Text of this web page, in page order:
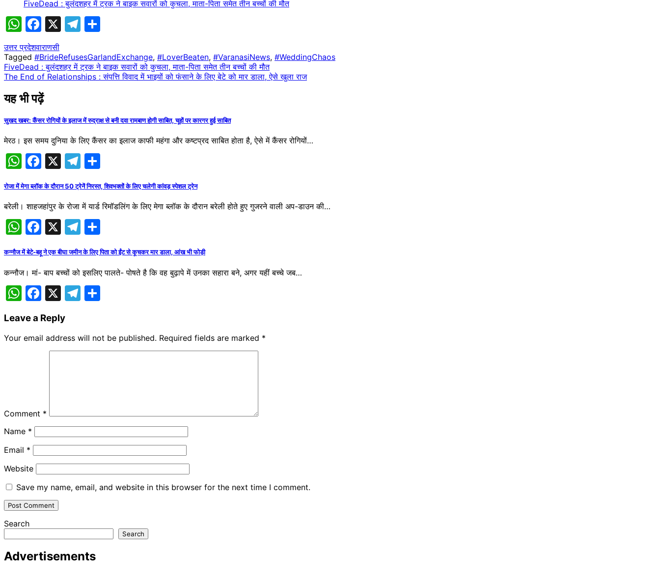
FiveDead : बुलंदशहर में ट्रक ने बाइक सवारों को कुचला, माता-पिता समेत तीन बच्चों की मौत
WhatsApp
Facebook
X Telegram
उत्तर प्रदेशवाराणसी
Tagged #BrideRefusesGarlandExchange, #LoverBeaten, #VaranasiNews, #WeddingChaos
Post
navigation
FiveDead : बुलंदशहर में ट्रक ने बाइक सवारों को कुचला, माता-पिता समेत तीन बच्चों की मौत
The End of Relationships : संपत्ति विवाद में भाइयों को फंसाने के लिए बेटे को मार डाला, ऐसे खुला राज
यह भी पढ़ें
सुखद खबर: कैंसर रोगियों के इलाज में रुद्राक्ष से बनी दवा रामबाण होगी साबित, चूहों पर कारगर हुई साबित
मेरठ। इस समय दुनिया के लिए कैंसर का इलाज काफी महंगा और कष्टप्रद साबित होता है, ऐसे में कैंसर रोगियों…
WhatsApp
Facebook
X Telegram
रोजा में मेगा ब्लॉक के दौरान 50 ट्रेनें निरस्त, शिवभक्तों के लिए चलेगी कांवड़ स्पेशल ट्रेन
बरेली। शाहजहांपुर के रोजा में यार्ड रिमॉडलिंग के लिए मेगा ब्लॉक के दौरान बरेली होते हुए गुजरने वाली अप-डाउन की…
WhatsApp
Facebook
X Telegram
कन्नौज में बेटे-बहू ने एक बीघा जमीन के लिए पिता को ईंट से कूचकर मार डाला, आंख भी फोड़ी
कन्नौज। मां- बाप बच्चों को इ​सलिए पालते- पोषते है कि वह बुढ़ापे में उनका सहारा बने, अगर यहीं बच्चे जब…
WhatsApp
Facebook
X Telegram
Leave a Reply
Your email address will not be published. Required fields are marked *
Comment *
Name *
Email *
Website
Save my name, email, and website in this browser for the next time I comment.
Search
Search
Advertisements